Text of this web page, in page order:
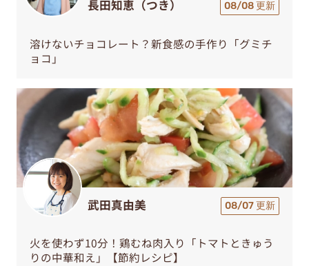
長田知恵（つき） 08/08 更新
溶けないチョコレート？新食感の手作り「グミチ
ョコ」
武田真由美 08/07 更新
火を使わず10分！鶏むね肉入り「トマトときゅう
りの中華和え」【節約レシピ】